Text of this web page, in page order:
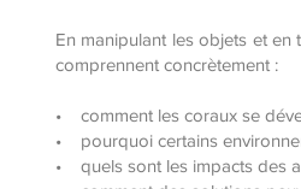
En manipulant les objets et en
comprennent concrètement :
• comment les coraux se
• pourquoi certains
• quels sont les impacts des